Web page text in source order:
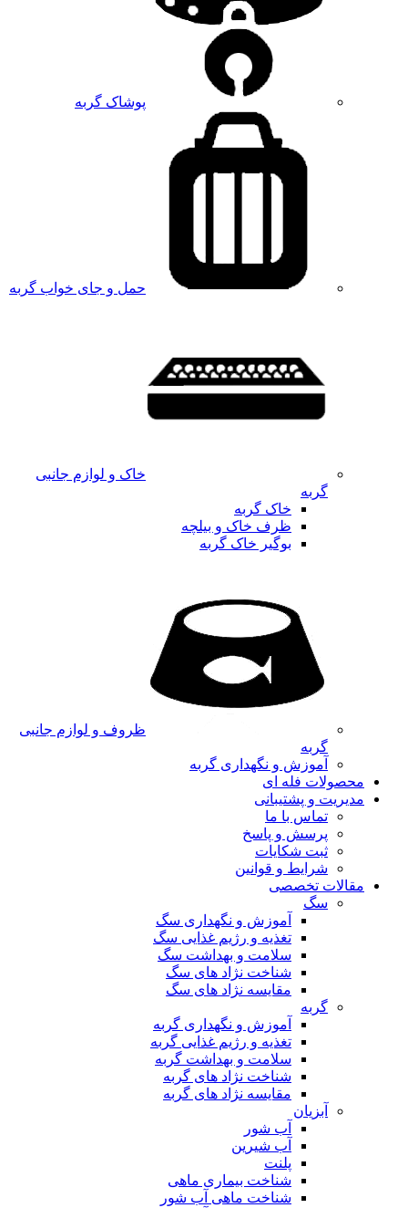
پوشاک گربه
حمل و جای خواب گربه
خاک و لوازم جانبی
گربه
خاک گربه
ظرف خاک و بیلچه
بوگیر خاک گربه
ظروف و لوازم جانبی
گربه
آموزش و نگهداری گربه
محصولات فله ای
مدیریت و پشتیبانی
تماس با ما
پرسش و پاسخ
ثبت شکایات
شرایط و قوانین
مقالات تخصصی
سگ
آموزش و نگهداری سگ
تغذیه و رژیم غذایی سگ
سلامت و بهداشت سگ
شناخت نژاد های سگ
مقایسه نژاد های سگ
گربه
آموزش و نگهداری گربه
تغذیه و رژیم غذایی گربه
سلامت و بهداشت گربه
شناخت نژاد های گربه
مقایسه نژاد های گربه
آبزیان
آب شور
آب شیرین
پلنت
شناخت بیماری ماهی
شناخت ماهی آب شور